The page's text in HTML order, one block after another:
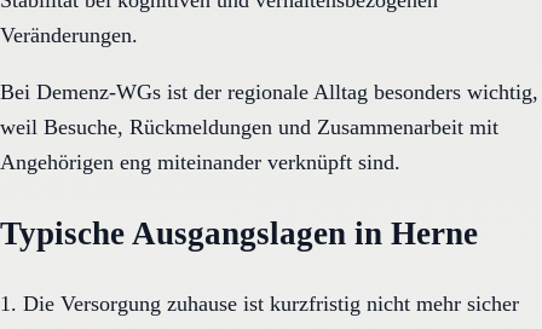
Veränderungen.
Bei Demenz-WGs ist der regionale Alltag besonders wichtig,
weil Besuche, Rückmeldungen und Zusammenarbeit mit
Angehörigen eng miteinander verknüpft sind.
Typische Ausgangslagen in Herne
1. Die Versorgung zuhause ist kurzfristig nicht mehr sicher